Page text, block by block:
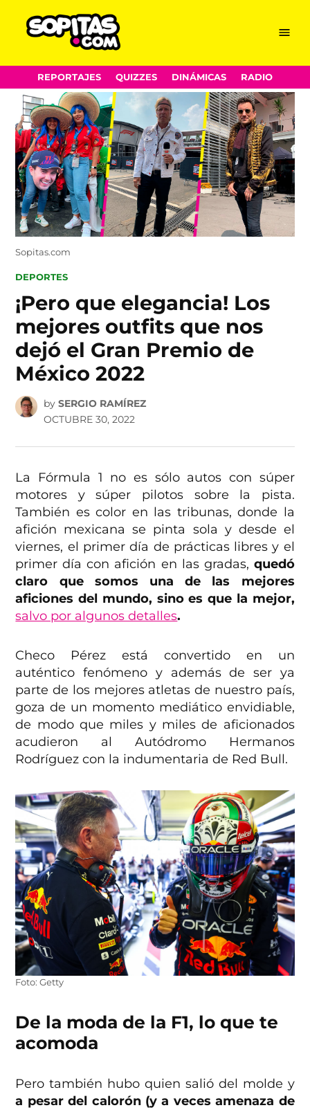
Skip
to
content
Menu
REPORTAJES QUIZZES DINÁMICAS RADIO
Sopitas.com
POSTED
DEPORTES
¡Pero que elegancia! Los
mejores outfits que nos
dejó el Gran Premio de
México 2022
by SERGIO RAMÍREZ
OCTUBRE 30, 2022
La Fórmula 1 no es sólo autos con súper
motores y súper pilotos sobre la pista.
También es color en las tribunas, donde la
afición mexicana se pinta sola y desde el
viernes, el primer día de prácticas libres y el
primer día con afición en las gradas, quedó
claro que somos una de las mejores
aficiones del mundo, sino es que la mejor,
salvo por algunos detalles.
Checo Pérez está convertido en un
auténtico fenómeno y además de ser ya
parte de los mejores atletas de nuestro país,
goza de un momento mediático envidiable,
de modo que miles y miles de aficionados
acudieron al Autódromo Hermanos
Rodríguez con la indumentaria de Red Bull.
Foto: Getty
De la moda de la F1, lo que te
acomoda
Pero también hubo quien salió del molde y
a pesar del calorón (y a veces amenaza de